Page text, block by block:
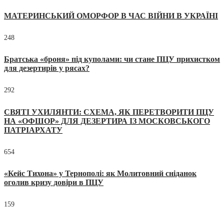
МАТЕРИНСЬКИЙ ОМОРФОР В ЧАС ВІЙНИ В УКРАЇНІ
248
Братська «броня» під куполами: чи стане ПЦУ прихистком
для дезертирів у рясах?
292
СВЯТІ УХИЛЯНТИ: СХЕМА, ЯК ПЕРЕТВОРИТИ ПЦУ
НА «ОФШОР» ДЛЯ ДЕЗЕРТИРА ІЗ МОСКОВСЬКОГО
ПАТРІАРХАТУ
654
«Кейс Тихона» у Тернополі: як Молитовний сніданок
оголив кризу довіри в ПЦУ
159